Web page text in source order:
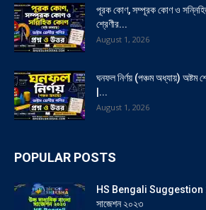
পূরক কোণ, সম্পূরক কোণ ও
শ্রেণীর...
August 1, 2026
ঘনফল নির্ণয় (পঞ্চম অধ্যায়)
|...
August 1, 2026
POPULAR POSTS
HS Bengali Suggestion
সাজেশন ২০২৩